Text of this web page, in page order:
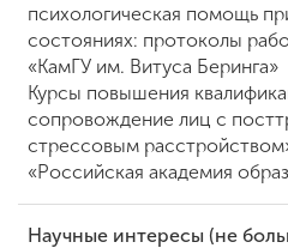
психологическая помощь
состояниях: протоколы
«КамГУ им. Витуса Беринга»
Курсы повышения
сопровождение лиц с
стрессовым
«Российская академия
Научные интересы (не